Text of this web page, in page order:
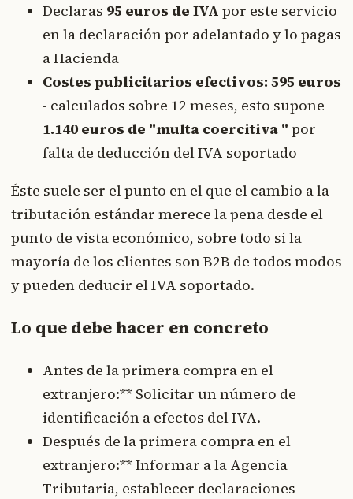
Declaras 95 euros de IVA por este servicio
en la declaración por adelantado y lo pagas
a Hacienda
Costes publicitarios efectivos: 595 euros
- calculados sobre 12 meses, esto supone
1.140 euros de "multa coercitiva " por
falta de deducción del IVA soportado
Éste suele ser el punto en el que el cambio a la
tributación estándar merece la pena desde el
punto de vista económico, sobre todo si la
mayoría de los clientes son B2B de todos modos
y pueden deducir el IVA soportado.
Lo que debe hacer en concreto
Antes de la primera compra en el
extranjero:** Solicitar un número de
identificación a efectos del IVA.
Después de la primera compra en el
extranjero:** Informar a la Agencia
Tributaria, establecer declaraciones